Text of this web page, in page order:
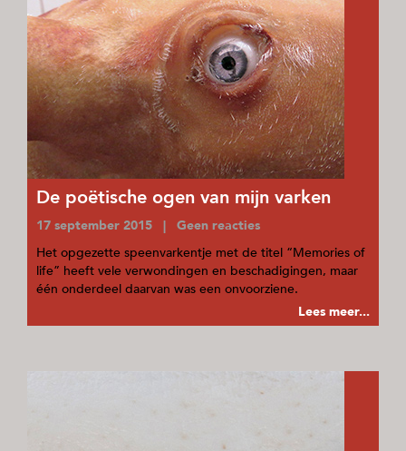
De poëtische ogen van mijn varken
17 september 2015 | Geen reacties
Het opgezette speenvarkentje met de titel “Memories of
life” heeft vele verwondingen en beschadigingen, maar
één onderdeel daarvan was een onvoorziene.
Lees meer...